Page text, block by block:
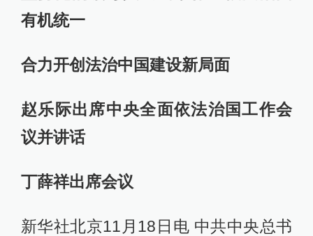
有机统一
合力开创法治中国建设新局面
赵乐际出席中央全面依法治国工作会
议并讲话
丁薛祥出席会议
新华社北京11月18日电 中共中央总书